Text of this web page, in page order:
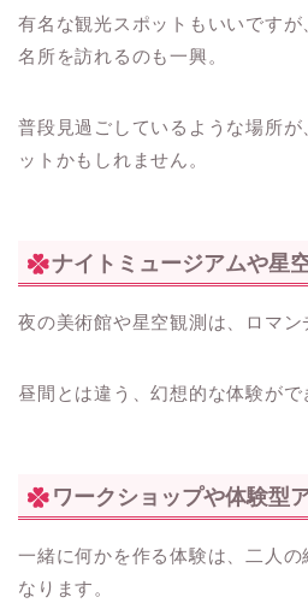
有名な観光スポットもいいです
名所を訪れるのも一興。
普段見過ごしているような場所
ットかもしれません。
ナイトミュージアムや星
夜の美術館や星空観測は、ロマン
昼間とは違う、幻想的な体験がで
ワークショップや体験型
一緒に何かを作る体験は、二人
なります。